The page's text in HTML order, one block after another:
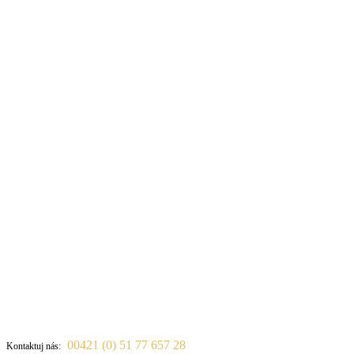
Kontaktuj nás: 00421 (0) 51 77 657 28